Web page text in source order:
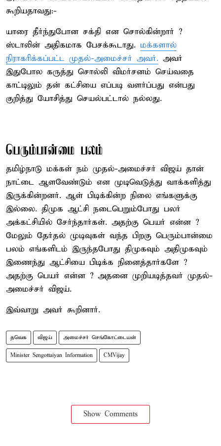
கூறியதாவது:-
யாரை தீர்ந்துபோன சக்தி என சொல்கின்றார் ?
ஸ்டாலின் அதிகமாக பேசக்கூடாது. மக்களால்
நிராகரிக்கப்பட்ட முதல்-அமைச்சர் அவர். அவர்
இதுபோல கருத்து சொல்லி விமர்சனம் செய்வதை
காட்டிலும் தன் கட்சியை எப்படி வளர்ப்பது என்பது
குறித்து யோசித்து செயல்பட்டால் நல்லது.
பெரும்பான்மை பலம்
தமிழ்நாடு மக்கள் நம் முதல்-அமைச்சர் விஜய் தான்
நாட்டை ஆளவேண்டும் என முடிவெடுத்து வாக்களித்து
இருக்கின்றனர். ஆள் பிடிக்கின்ற நிலை எங்களுக்கு
இல்லை. திமுக ஆட்சி நடைபெறும்போது பலர்
அக்கட்சியில் சேர்ந்தார்கள். அதற்கு பெயர் என்ன ?
மேலும் தேர்தல் முடிவுகள் வந்த பிறகு பெரும்பான்மை
பலம் எங்களிடம் இருந்தபோது திமுகவும் அதிமுகவும்
இணைந்து ஆட்சியை பிடிக்க நினைத்தார்களே ?
அதற்கு பெயர் என்ன ? அதனை முறியடித்தவர் முதல்-
அமைச்சர் விஜய்.
இவ்வாறு அவர் கூறினார்.
தவெக விஜய் அமைச்சர் செங்கோட்டையன்
Minister Sengottaiyan Information CMVijay
Show Comments